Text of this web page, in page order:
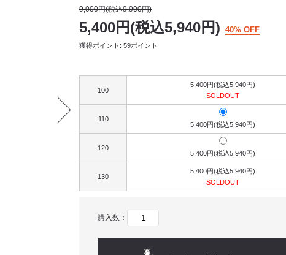
9,000円(税込9,900円)
5,400円(税込5,940円) 40% OFF
獲得ポイント: 59ポイント
100
5,400円(税込5,940円)
SOLDOUT
110
5,400円(税込5,940円)
120
5,400円(税込5,940円)
130
5,400円(税込5,940円)
SOLDOUT
購入数：